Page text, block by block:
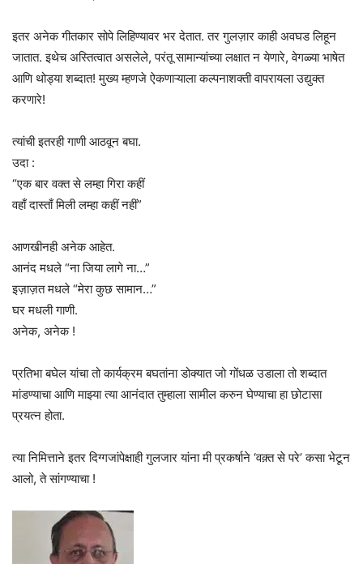
इतर अनेक गीतकार सोपे लिहिण्यावर भर देतात. तर गुलज़ार काही अवघड लिहून
जातात. इथेच अस्तित्वात असलेले, परंतू सामान्यांच्या लक्षात न येणारे, वेगळ्या भाषेत
आणि थोड्या शब्दात! मुख्य म्हणजे ऐकणाऱ्याला कल्पनाशक्ती वापरायला उद्युक्त
करणारे!
त्यांची इतरही गाणी आठवून बघा.
उदा :
“एक बार वक्त से लम्हा गिरा कहीं
वहाँ दास्ताँ मिली लम्हा कहीं नहीं”
आणखीनही अनेक आहेत.
आनंद मधले “ना जिया लागे ना…”
इज़ाज़त मधले “मेरा कुछ सामान…”
घर मधली गाणी.
अनेक, अनेक !
प्रतिभा बघेल यांचा तो कार्यक्रम बघतांना डोक्यात जो गोंधळ उडाला तो शब्दात
मांडण्याचा आणि माझ्या त्या आनंदात तुम्हाला सामील करुन घेण्याचा हा छोटासा
प्रयत्न होता.
त्या निमित्ताने इतर दिग्गजांपेक्षाही गुलजार यांना मी प्रकर्षाने ‘वक़्त से परे’ कसा भेटून
आलो, ते सांगण्याचा !